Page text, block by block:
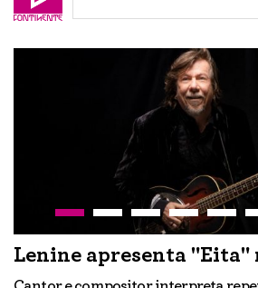
Lenine apresenta "Eita"